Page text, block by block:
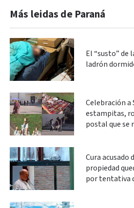
Más leidas de Paraná
El “susto” de
ladrón
Celebración a
estampitas,
postal que se
Cura acusado
propiedad
por tentativa